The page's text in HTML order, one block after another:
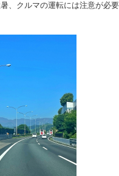
、クルマの運転には注意が必